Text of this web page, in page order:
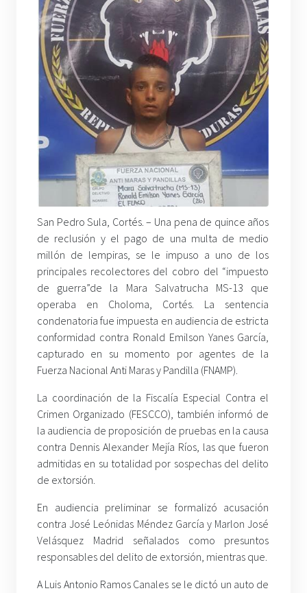
San Pedro Sula, Cortés. – Una pena de quince años
de reclusión y el pago de una multa de medio
millón de lempiras, se le impuso a uno de los
principales recolectores del cobro del “impuesto
de guerra”de la Mara Salvatrucha MS-13 que
operaba en Choloma, Cortés. La sentencia
condenatoria fue impuesta en audiencia de estricta
conformidad contra Ronald Emilson Yanes García,
capturado en su momento por agentes de la
Fuerza Nacional Anti Maras y Pandilla (FNAMP).
La coordinación de la Fiscalía Especial Contra el
Crimen Organizado (FESCCO), también informó de
la audiencia de proposición de pruebas en la causa
contra Dennis Alexander Mejía Ríos, las que fueron
admitidas en su totalidad por sospechas del delito
de extorsión.
En audiencia preliminar se formalizó acusación
contra José Leónidas Méndez García y Marlon José
Velásquez Madrid señalados como presuntos
responsables del delito de extorsión, mientras que.
A Luis Antonio Ramos Canales se le dictó un auto de